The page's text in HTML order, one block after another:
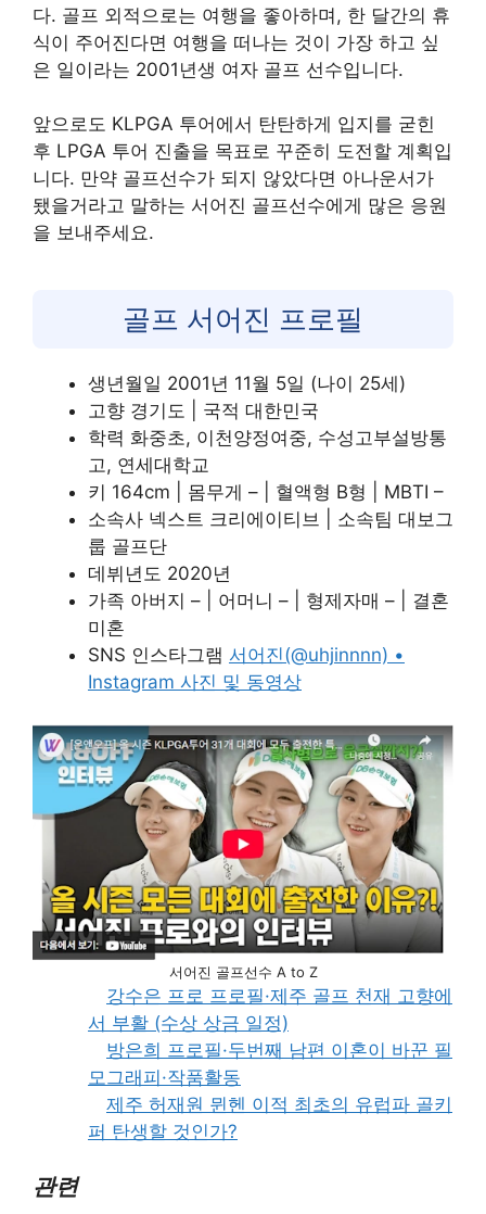
다. 골프 외적으로는 여행을 좋아하며, 한 달간의 휴
식이 주어진다면 여행을 떠나는 것이 가장 하고 싶
은 일이라는 2001년생 여자 골프 선수입니다.
앞으로도 KLPGA 투어에서 탄탄하게 입지를 굳힌
후 LPGA 투어 진출을 목표로 꾸준히 도전할 계획입
니다. 만약 골프선수가 되지 않았다면 아나운서가
됐을거라고 말하는 서어진 골프선수에게 많은 응원
을 보내주세요.
골프 서어진 프로필
생년월일 2001년 11월 5일 (나이 25세)
고향 경기도 | 국적 대한민국
학력 화중초, 이천양정여중, 수성고부설방통
고, 연세대학교
키 164cm | 몸무게 – | 혈액형 B형 | MBTI –
소속사 넥스트 크리에이티브 | 소속팀 대보그
룹 골프단
데뷔년도 2020년
가족 아버지 – | 어머니 – | 형제자매 – | 결혼
미혼
SNS 인스타그램 서어진(@uhjinnnn) •
Instagram 사진 및 동영상
서어진 골프선수 A to Z
강수은 프로 프로필·제주 골프 천재 고향에
서 부활 (수상 상금 일정)
방은희 프로필·두번째 남편 이혼이 바꾼 필
모그래피·작품활동
제주 허재원 뮌헨 이적 최초의 유럽파 골키
퍼 탄생할 것인가?
관련